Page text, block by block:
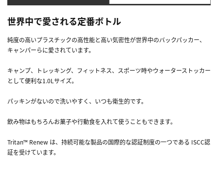
世界中で愛される定番ボトル
純度の高いプラスチックの高性能と高い気密性が世界中のバックパッカー、
キャンパーらに愛されています。
キャンプ、トレッキング、フィットネス、スポーツ時やウォーターストッカー
として便利な1.0Lサイズ。
パッキンがないので洗いやすく、いつも衛生的です。
飲み物はもちろんお菓子や行動食を入れて使うこともできます。
Tritan™ Renew は、持続可能な製品の国際的な認証制度の一つである ISCC認
証を受けています。